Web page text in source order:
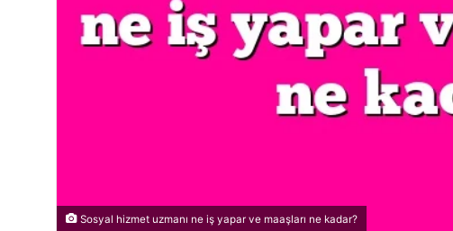
Sosyal hizmet uzmanı ne iş yapar ve maaşları ne kadar?